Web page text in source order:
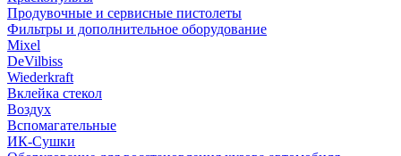
Продувочные и сервисные пистолеты
Фильтры и дополнительное оборудование
Mixel
DeVilbiss
Wiederkraft
Вклейка стекол
Воздух
Вспомагательные
ИК-Сушки